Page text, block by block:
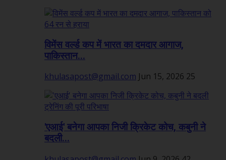
विमेंस वर्ल्ड कप में भारत का दमदार आगाज,
पाकिस्तान...
khulasapost@gmail.com Jun 15, 2026 25
'एआई' बनेगा आपका निजी क्रिकेट कोच, कबुनी ने
बदली...